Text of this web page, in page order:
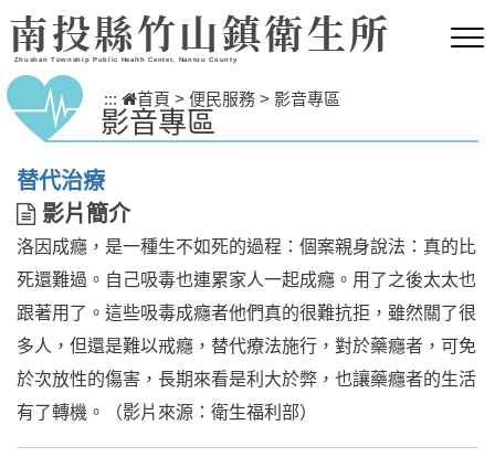
跳到主要內容區塊
南投縣竹山鎮衛生所
Zhushan Township Public Health Center, Nantou County
::: 首頁 > 便民服務 > 影音專區
影音專區
替代治療
影
片
簡
介
影片簡介
洛因成癮，是一種生不如死的過程：個案親身說法：真的比
死還難過。自己吸毒也連累家人一起成癮。用了之後太太也
跟著用了。這些吸毒成癮者他們真的很難抗拒，雖然關了很
多人，但還是難以戒癮，替代療法施行，對於藥癮者，可免
於次放性的傷害，長期來看是利大於弊，也讓藥癮者的生活
有了轉機。（影片來源：衛生福利部）